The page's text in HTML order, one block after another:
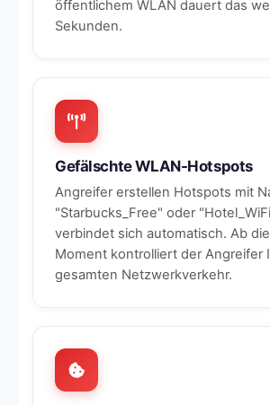
öffentlichem WLAN dauert das
Sekunden.
Gefälschte WLAN-Hotspots
Angreifer erstellen Hotspots mit
"Starbucks_Free" oder
verbindet sich automatisch. Ab
Moment kontrolliert der Angreifer
gesamten Netzwerkverkehr.